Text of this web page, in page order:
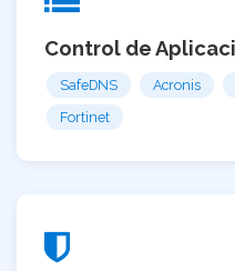
Control de
SafeDNS Acronis
Fortinet